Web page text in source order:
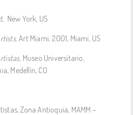
New York, US
Art Miami, 2001, Miami, US
Museo Universitario,
Medellín, CO
Zona Antioquia, MAMM –